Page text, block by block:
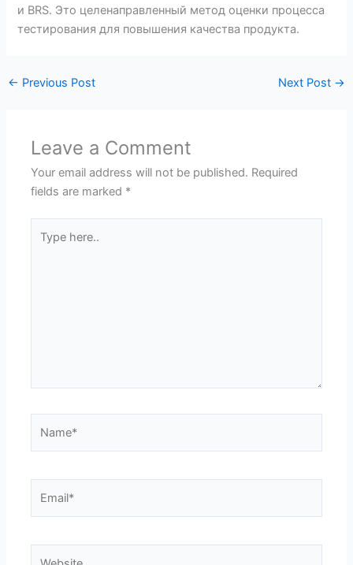
и BRS. Это целенаправленный метод оценки процесса
тестирования для повышения качества продукта.
← Previous Post Next Post →
Leave a Comment
Your email address will not be published. Required
fields are marked *
here..